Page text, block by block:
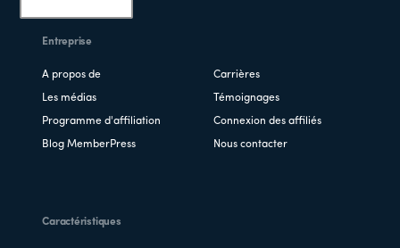
Entreprise
A propos de Carrières
Les médias Témoignages
Programme d'affiliation Connexion des affiliés
Blog MemberPress Nous contacter
Caractéristiques